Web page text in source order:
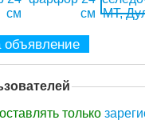
объявление
только